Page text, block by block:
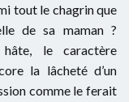
tout le chagrin que
de sa maman ?
le caractère
la lâcheté d’un
comme le ferait